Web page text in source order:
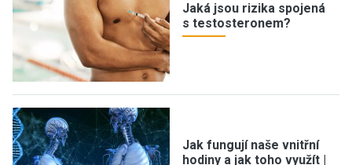
Jaká jsou rizika spojená
s testosteronem?
Jak fungují naše vnitřní
hodiny a jak toho využít |